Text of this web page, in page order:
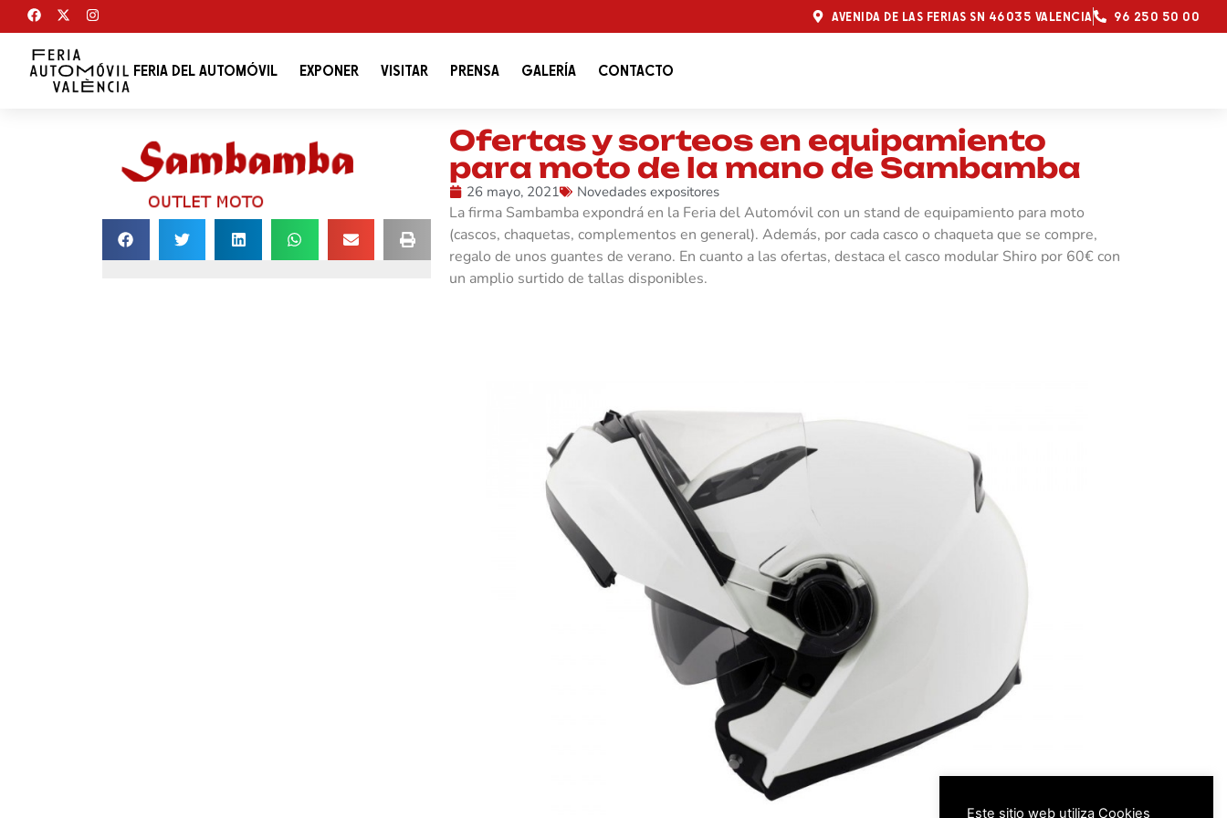
AVENIDA DE LAS FERIAS SN 46035 VALENCIA 96 250 50 00
FERIA DEL AUTOMÓVIL EXPONER VISITAR PRENSA GALERÍA CONTACTO
Ofertas y sorteos en equipamiento
para moto de la mano de Sambamba
26 mayo, 2021 Novedades expositores
La firma Sambamba expondrá en la Feria del Automóvil con un stand de equipamiento para moto
(cascos, chaquetas, complementos en general). Además, por cada casco o chaqueta que se compre,
regalo de unos guantes de verano. En cuanto a las ofertas, destaca el casco modular Shiro por 60€ con
un amplio surtido de tallas disponibles.
Este sitio web utiliza Cookies